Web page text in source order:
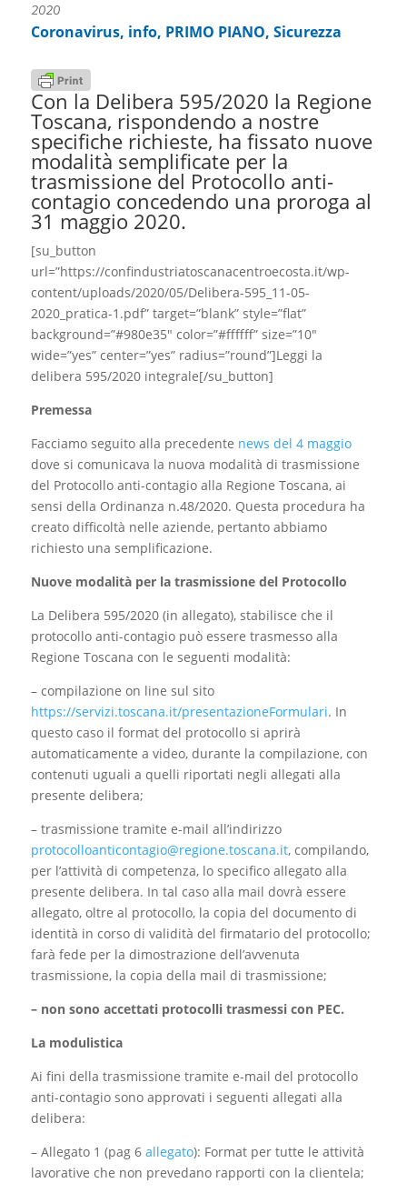
2020
Coronavirus, info, PRIMO PIANO, Sicurezza
Con la Delibera 595/2020 la Regione
Toscana, rispondendo a nostre
specifiche richieste, ha fissato nuove
modalità semplificate per la
trasmissione del Protocollo anti-
contagio concedendo una proroga al
31 maggio 2020.
[su_button
url=”https://confindustriatoscanacentroecosta.it/wp-
content/uploads/2020/05/Delibera-595_11-05-
2020_pratica-1.pdf” target=”blank” style=”flat”
background=”#980e35″ color=”#ffffff” size=”10″
wide=”yes” center=”yes” radius=”round”]Leggi la
delibera 595/2020 integrale[/su_button]
Premessa
Facciamo seguito alla precedente news del 4 maggio
dove si comunicava la nuova modalità di trasmissione
del Protocollo anti-contagio alla Regione Toscana, ai
sensi della Ordinanza n.48/2020. Questa procedura ha
creato difficoltà nelle aziende, pertanto abbiamo
richiesto una semplificazione.
Nuove modalità per la trasmissione del Protocollo
La Delibera 595/2020 (in allegato), stabilisce che il
protocollo anti-contagio può essere trasmesso alla
Regione Toscana con le seguenti modalità:
– compilazione on line sul sito
https://servizi.toscana.it/presentazioneFormulari. In
questo caso il format del protocollo si aprirà
automaticamente a video, durante la compilazione, con
contenuti uguali a quelli riportati negli allegati alla
presente delibera;
– trasmissione tramite e-mail all’indirizzo
protocolloanticontagio@regione.toscana.it, compilando,
per l’attività di competenza, lo specifico allegato alla
presente delibera. In tal caso alla mail dovrà essere
allegato, oltre al protocollo, la copia del documento di
identità in corso di validità del firmatario del protocollo;
farà fede per la dimostrazione dell’avvenuta
trasmissione, la copia della mail di trasmissione;
– non sono accettati protocolli trasmessi con PEC.
La modulistica
Ai fini della trasmissione tramite e-mail del protocollo
anti-contagio sono approvati i seguenti allegati alla
delibera:
– Allegato 1 (pag 6 allegato): Format per tutte le attività
lavorative che non prevedano rapporti con la clientela;